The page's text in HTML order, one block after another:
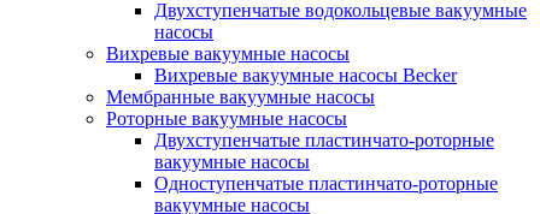
Двухступенчатые водокольцевые вакуумные
насосы
Вихревые вакуумные насосы
Вихревые вакуумные насосы Becker
Мембранные вакуумные насосы
Роторные вакуумные насосы
Двухступенчатые пластинчато-роторные
вакуумные насосы
Одноступенчатые пластинчато-роторные
вакуумные насосы